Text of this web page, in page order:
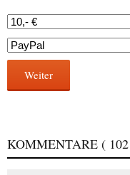
Weiter
KOMMENTARE (